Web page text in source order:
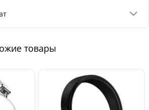
- от 90 грн
- от 100 грн
соответствии с Законом Украины «О
товары